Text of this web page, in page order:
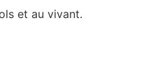
et au vivant.